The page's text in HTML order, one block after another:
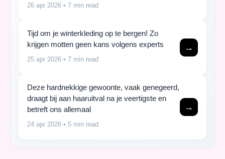
26 apr 2026 • 7 min read
Tijd om je winterkleding op te bergen! Zo
krijgen motten geen kans volgens experts
25 apr 2026 • 7 min read
→
Deze hardnekkige gewoonte, vaak genegeerd,
draagt bij aan haaruitval na je veertigste en
betreft ons allemaal
24 apr 2026 • 5 min read
→